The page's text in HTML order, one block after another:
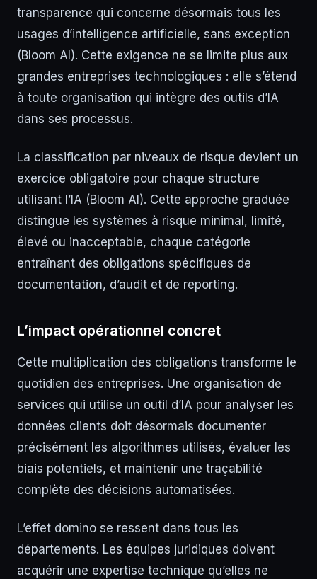
transparence qui concerne désormais tous les
usages d’intelligence artificielle, sans exception
(Bloom AI). Cette exigence ne se limite plus aux
grandes entreprises technologiques : elle s’étend
à toute organisation qui intègre des outils d’IA
dans ses processus.
La classification par niveaux de risque devient un
exercice obligatoire pour chaque structure
utilisant l’IA (Bloom AI). Cette approche graduée
distingue les systèmes à risque minimal, limité,
élevé ou inacceptable, chaque catégorie
entraînant des obligations spécifiques de
documentation, d’audit et de reporting.
L’impact opérationnel concret
Cette multiplication des obligations transforme le
quotidien des entreprises. Une organisation de
services qui utilise un outil d’IA pour analyser les
données clients doit désormais documenter
précisément les algorithmes utilisés, évaluer les
biais potentiels, et maintenir une traçabilité
complète des décisions automatisées.
L’effet domino se ressent dans tous les
départements. Les équipes juridiques doivent
acquérir une expertise technique qu’elles ne